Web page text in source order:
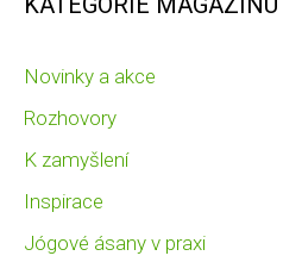
Novinky a akce
Rozhovory
K zamyšlení
Inspirace
Jógové ásany v praxi